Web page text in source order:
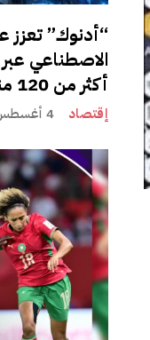
“أدنوك” تعزز
الاصطناعي
أكثر من 120 منصة
إقتصاد 4 أغسطس، 2026